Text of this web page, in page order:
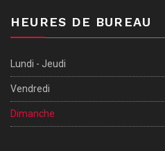
HEURES DE BUREAU
Lundi - Jeudi
Vendredi
Dimanche